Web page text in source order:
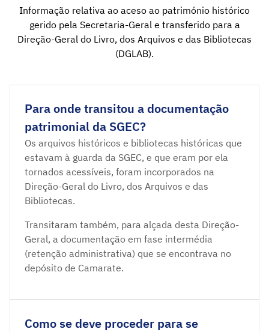
Informação relativa ao aceso ao património histórico
gerido pela Secretaria-Geral e transferido para a
Direção-Geral do Livro, dos Arquivos e das Bibliotecas
(DGLAB).
Para onde transitou a documentação
patrimonial da SGEC?
Os arquivos históricos e bibliotecas históricas que
estavam à guarda da SGEC, e que eram por ela
tornados acessíveis, foram incorporados na
Direção-Geral do Livro, dos Arquivos e das
Bibliotecas.
Transitaram também, para alçada desta Direção-
Geral, a documentação em fase intermédia
(retenção administrativa) que se encontrava no
depósito de Camarate.
Como se deve proceder para se